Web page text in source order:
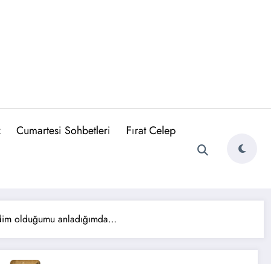
Cumartesi Sohbetleri Fırat Celep
olduğumu anladığımda…